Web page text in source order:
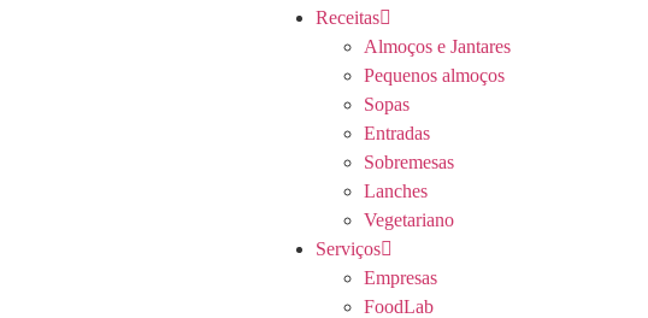
Receitas
Almoços e Jantares
Pequenos almoços
Sopas
Entradas
Sobremesas
Lanches
Vegetariano
Serviços
Empresas
FoodLab